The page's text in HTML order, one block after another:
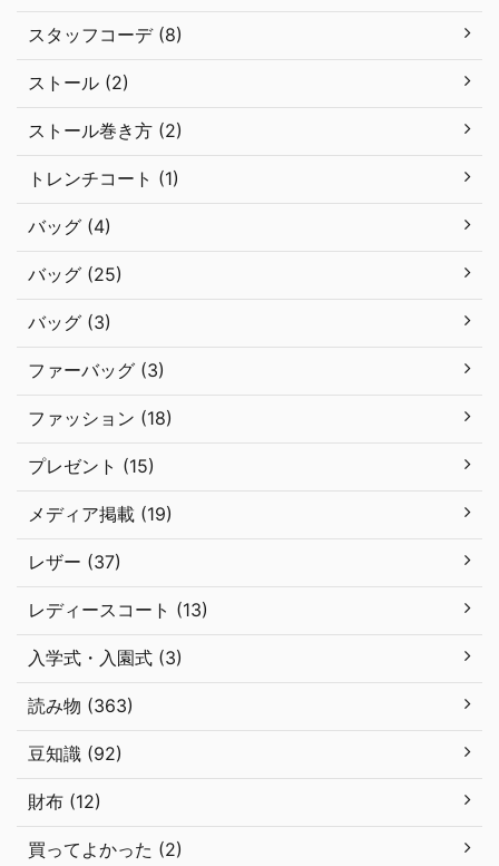
スタッフコーデ (8)
ストール (2)
ストール巻き方 (2)
トレンチコート (1)
バッグ (4)
バッグ (25)
バッグ (3)
ファーバッグ (3)
ファッション (18)
プレゼント (15)
メディア掲載 (19)
レザー (37)
レディースコート (13)
入学式・入園式 (3)
読み物 (363)
豆知識 (92)
財布 (12)
買ってよかった (2)